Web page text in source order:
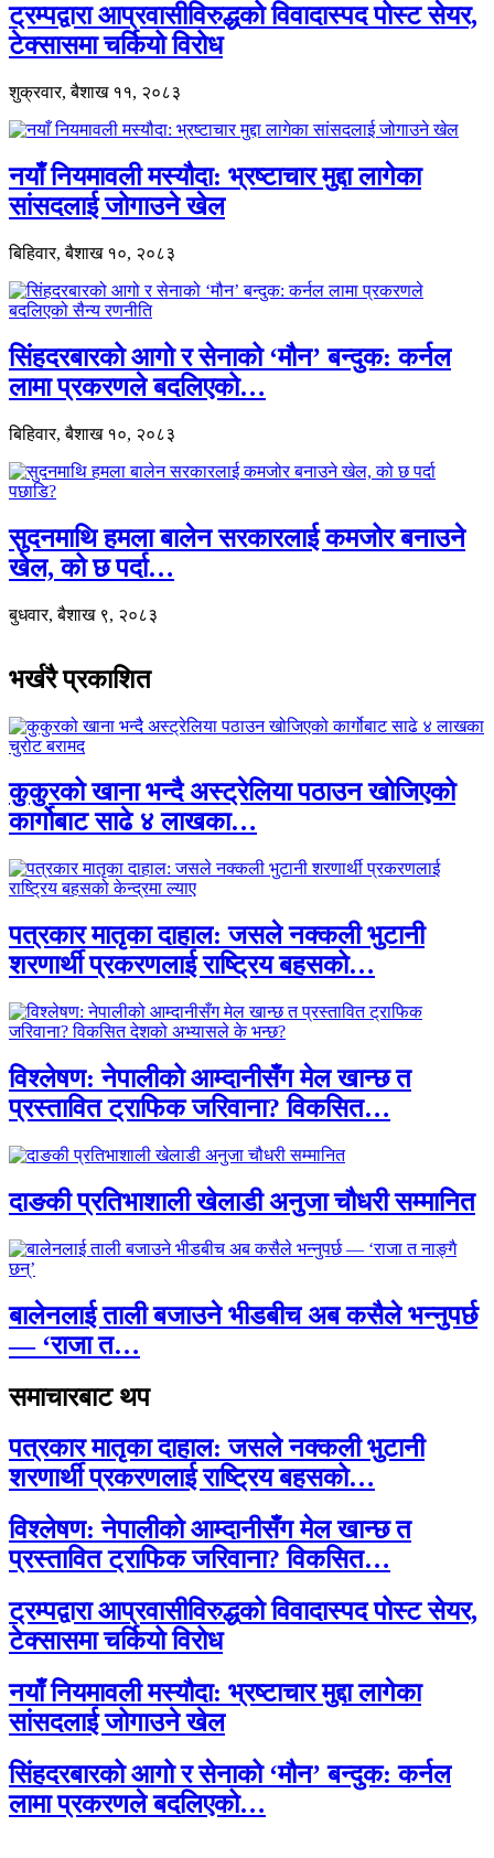
ट्रम्पद्वारा आप्रवासीविरुद्धको विवादास्पद पोस्ट सेयर,
टेक्सासमा चर्कियो विरोध
शुक्रवार, बैशाख ११, २०८३
नयाँ नियमावली मस्यौदा: भ्रष्टाचार मुद्दा लागेका
सांसदलाई जोगाउने खेल
बिहिवार, बैशाख १०, २०८३
सिंहदरबारको आगो र सेनाको ‘मौन’ बन्दुक: कर्नल
लामा प्रकरणले बदलिएको…
बिहिवार, बैशाख १०, २०८३
सुदनमाथि हमला बालेन सरकारलाई कमजोर बनाउने
खेल, को छ पर्दा…
बुधवार, बैशाख ९, २०८३
भर्खरै प्रकाशित
कुकुरको खाना भन्दै अस्ट्रेलिया पठाउन खोजिएको
कार्गोबाट साढे ४ लाखका…
पत्रकार मातृका दाहाल: जसले नक्कली भुटानी
शरणार्थी प्रकरणलाई राष्ट्रिय बहसको…
विश्लेषण: नेपालीको आम्दानीसँग मेल खान्छ त
प्रस्तावित ट्राफिक जरिवाना? विकसित…
दाङकी प्रतिभाशाली खेलाडी अनुजा चौधरी सम्मानित
बालेनलाई ताली बजाउने भीडबीच अब कसैले भन्नुपर्छ
— ‘राजा त…
समाचारबाट थप
पत्रकार मातृका दाहाल: जसले नक्कली भुटानी
शरणार्थी प्रकरणलाई राष्ट्रिय बहसको…
विश्लेषण: नेपालीको आम्दानीसँग मेल खान्छ त
प्रस्तावित ट्राफिक जरिवाना? विकसित…
ट्रम्पद्वारा आप्रवासीविरुद्धको विवादास्पद पोस्ट सेयर,
टेक्सासमा चर्कियो विरोध
नयाँ नियमावली मस्यौदा: भ्रष्टाचार मुद्दा लागेका
सांसदलाई जोगाउने खेल
सिंहदरबारको आगो र सेनाको ‘मौन’ बन्दुक: कर्नल
लामा प्रकरणले बदलिएको…